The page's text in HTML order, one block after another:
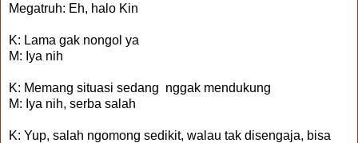
Megatruh: Eh, halo Kin
K: Lama gak nongol ya
M: Iya nih
K: Memang situasi sedang nggak mendukung
M: Iya nih, serba salah
K: Yup, salah ngomong sedikit, walau tak disengaja, bisa